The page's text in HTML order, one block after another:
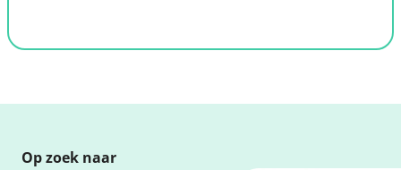
Op zoek naar